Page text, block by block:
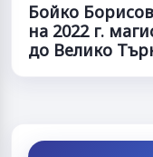
Бойко
на 2022 г.
до Велико